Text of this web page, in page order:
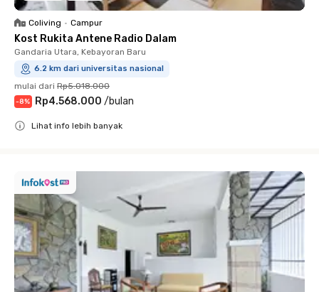
Coliving • Campur
Kost Rukita Antene Radio Dalam
Gandaria Utara, Kebayoran Baru
6.2 km dari universitas nasional
mulai dari Rp5.018.000
-8% Rp4.568.000 /bulan
Lihat info lebih banyak